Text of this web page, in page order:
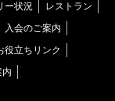
ー状況 レストラン
入会のご案内
役立ちリンク
内